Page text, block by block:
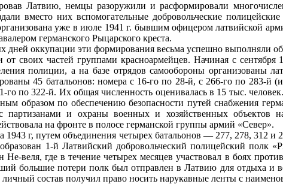
Латвию, немцы разоружили и расформировали
вместо них вспомогательные добровольческие
уже в июле 1941 г. бывшим офицером латвийской
германского Рыцарского креста.
дней оккупации эти формирования весьма успешно выполняли
от своих частей группами красноармейцев. Начиная с
полиции, а на базе отрядов самообороны организованы
45 батальонов: номера с 16‑го по 28‑й, с 266‑го по 283‑й
по 322‑й. Их общая численность оценивалась в 15 тыс.
образом по обеспечению безопасности путей снабжения
партизанами и охраны военных и хозяйственных объектов
на фронте в полосе германской группы армий «Север».
1943 г, путем объединения четырех батальонов — 277, 278, 312
1‑й Латвийский добровольческий полицейский полк
Не‑веля, где в течение четырех месяцев участвовал в боях
большие потери полк был отправлен в Латвию для отдыха и
личный состав получил право носить нарукавные ленты с